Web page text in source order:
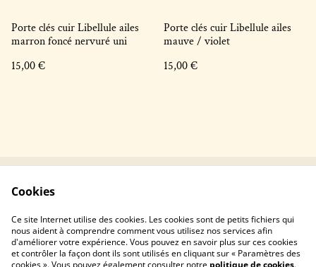
Porte clés cuir Libellule ailes
marron foncé nervuré uni
15,00 €
Porte clés cuir Libellule ailes
mauve / violet
15,00 €
confidentialité
Cookies
Ce site Internet utilise des cookies. Les cookies sont de petits fichiers qui
nous aident à comprendre comment vous utilisez nos services afin
d'améliorer votre expérience. Vous pouvez en savoir plus sur ces cookies
et contrôler la façon dont ils sont utilisés en cliquant sur « Paramètres des
cookies ». Vous pouvez également consulter notre politique de cookies.